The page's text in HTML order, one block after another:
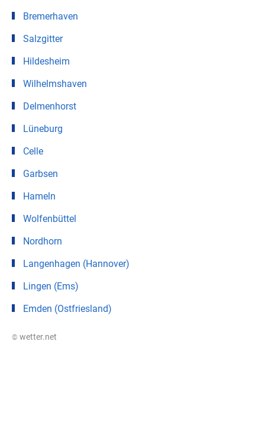
Bremerhaven
Salzgitter
Hildesheim
Wilhelmshaven
Delmenhorst
Lüneburg
Celle
Garbsen
Hameln
Wolfenbüttel
Nordhorn
Langenhagen (Hannover)
Lingen (Ems)
Emden (Ostfriesland)
© wetter.net